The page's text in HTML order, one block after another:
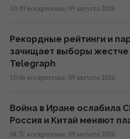
10:49 воскресенье, 09 августа 2026
Рекордные рейтинги и
зачищает выборы жестче
Telegraph
10:06 воскресенье, 09 августа 2026
Война в Иране ослабила
Россия и Китай меняют
08:37 воскресенье, 09 августа 2026